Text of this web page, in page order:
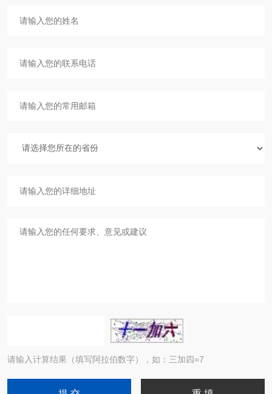
请输入计算结果（填写阿拉伯数字），如：三加四=7